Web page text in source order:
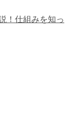
！仕組みを知っ